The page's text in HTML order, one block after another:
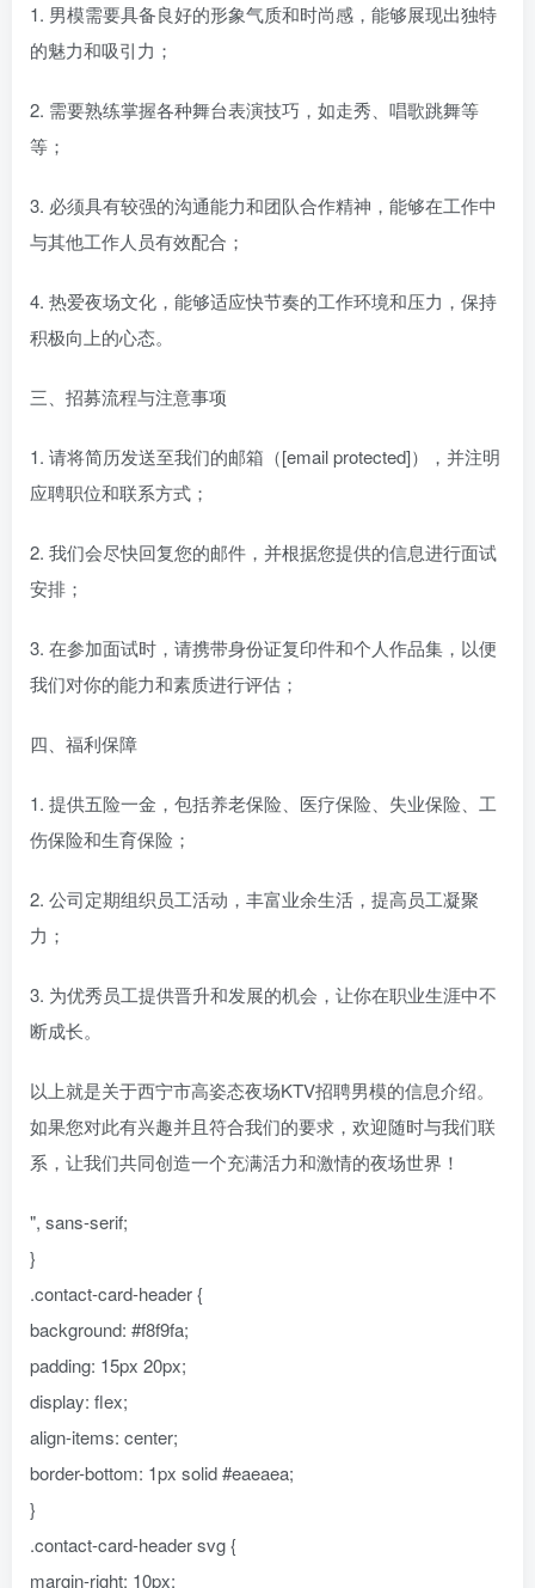
1. 男模需要具备良好的形象气质和时尚感，能够展现出独特
的魅力和吸引力；
2. 需要熟练掌握各种舞台表演技巧，如走秀、唱歌跳舞等
等；
3. 必须具有较强的沟通能力和团队合作精神，能够在工作中
与其他工作人员有效配合；
4. 热爱夜场文化，能够适应快节奏的工作环境和压力，保持
积极向上的心态。
三、招募流程与注意事项
1. 请将简历发送至我们的邮箱（[email protected]），并注明
应聘职位和联系方式；
2. 我们会尽快回复您的邮件，并根据您提供的信息进行面试
安排；
3. 在参加面试时，请携带身份证复印件和个人作品集，以便
我们对你的能力和素质进行评估；
四、福利保障
1. 提供五险一金，包括养老保险、医疗保险、失业保险、工
伤保险和生育保险；
2. 公司定期组织员工活动，丰富业余生活，提高员工凝聚
力；
3. 为优秀员工提供晋升和发展的机会，让你在职业生涯中不
断成长。
以上就是关于西宁市高姿态夜场KTV招聘男模的信息介绍。
如果您对此有兴趣并且符合我们的要求，欢迎随时与我们联
系，让我们共同创造一个充满活力和激情的夜场世界！
", sans-serif;
}
.contact-card-header {
background: #f8f9fa;
padding: 15px 20px;
display: flex;
align-items: center;
border-bottom: 1px solid #eaeaea;
}
.contact-card-header svg {
margin-right: 10px;